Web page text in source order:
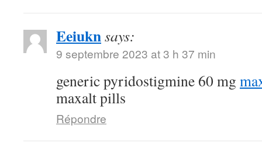
Eeiuknsays:
9 septembre 2023 at 3 h 37 min
generic pyridostigmine 60 mg
maxalt pills
Répondre